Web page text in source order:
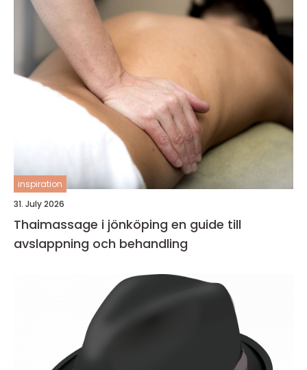
inspiration
31. July 2026
Thaimassage i jönköping en guide till
avslappning och behandling